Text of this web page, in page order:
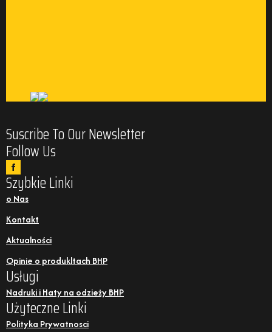
Suscribe To Our Newsletter
Follow Us
Szybkie Linki
o Nas
Kontakt
Aktualności
Opinie o produkltach BHP
Usługi
Nadruki i Haty na odzieży BHP
Użyteczne Linki
Polityka Prywatnosci